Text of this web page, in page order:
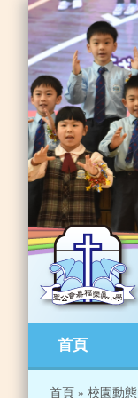
首頁
首頁 » 校園動態